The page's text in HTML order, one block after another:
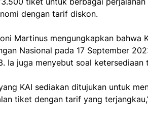
dengan tarif diskon.
Martinus mengungkapkan bahwa
Nasional pada 17 September
Ia juga menyebut soal ketersediaan
KAI sediakan ditujukan untuk
tiket dengan tarif yang